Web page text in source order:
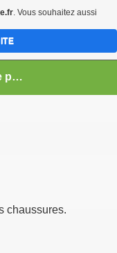
Je suis là personne pour la vente (vente - achat - échange) - Service de Tonte de Pelouse - Déneigement (Longueuil)
chaussures.
. Vous souhaitez aussi